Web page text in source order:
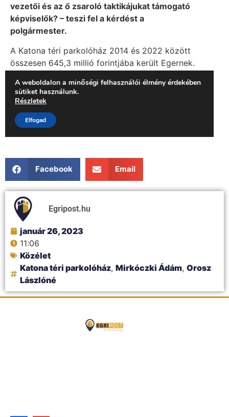
Facebook Email
Egripost.hu
január 26, 2023
11:06
Közélet
Katona téri parkolóház, Mirkóczki Ádám, Orosz
Lászlóné